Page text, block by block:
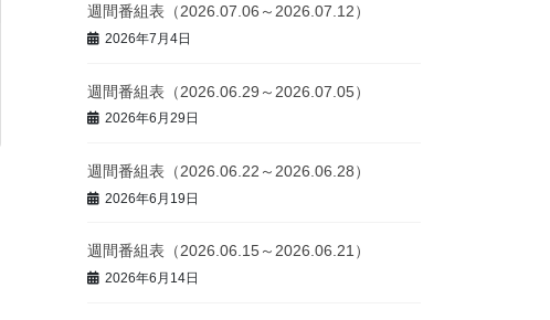
週間番組表（2026.07.06～2026.07.12）
2026年7月4日
週間番組表（2026.06.29～2026.07.05）
2026年6月29日
週間番組表（2026.06.22～2026.06.28）
2026年6月19日
週間番組表（2026.06.15～2026.06.21）
2026年6月14日